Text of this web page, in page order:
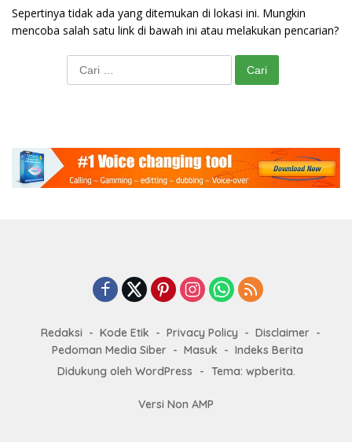
Sepertinya tidak ada yang ditemukan di lokasi ini. Mungkin
mencoba salah satu link di bawah ini atau melakukan pencarian?
Redaksi Kode Etik Privacy Policy
Disclaimer
Pedoman Media Siber
Masuk
Indeks Berita
Didukung oleh WordPress
- Tema: wpberita.
Versi Non AMP